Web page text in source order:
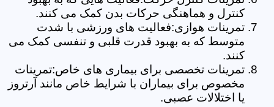
کنترل و هماهنگی حرکات بدن کمک می کنند.
تمرینات هوازی:فعالیت های ورزشی با شدت
متوسط که به بهبود قدرت قلبی و تنفسی کمک می
کنند.
تمرینات تخصصی برای بیماری های خاص:تمرینات
مخصوص برای بیماران با شرایط خاص مانند آرتروز
یا اختلالات عصبی.